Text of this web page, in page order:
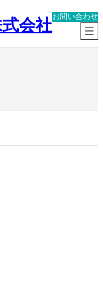
会社お問い合わせ